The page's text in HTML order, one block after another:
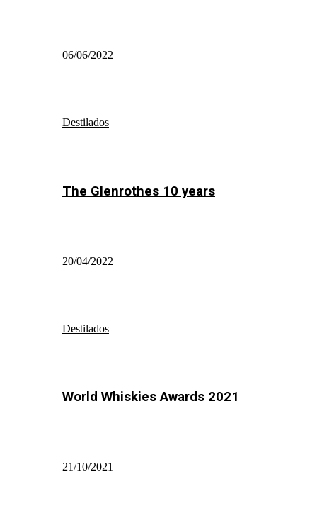
06/06/2022
Destilados
The Glenrothes 10 years
20/04/2022
Destilados
World Whiskies Awards 2021
21/10/2021